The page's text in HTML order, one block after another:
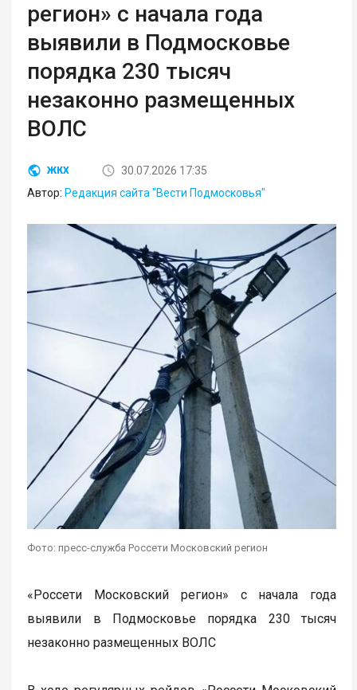
регион» с начала года
выявили в Подмосковье
порядка 230 тысяч
незаконно размещенных
ВОЛС
ЖКХ
30.07.2026 17:35
Автор: Редакция сайта "Вести Подмосковья"
Фото: пресс-служба Россети Московский регион
«Россети Московский регион» с начала года
выявили в Подмосковье порядка 230 тысяч
незаконно размещенных ВОЛС